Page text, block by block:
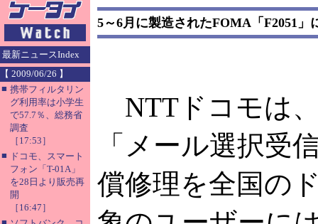
最新ニュースIndex
【 2009/06/26 】
■ 携帯フィルタリン
グ利用率は小学生
で57.7％、総務省
調査
［17:53］
■ ドコモ、スマート
フォン「T-01A」
を28日より販売再
開
［16:47］
5～6月に製造されたFOMA「F2051」
NTTドコモは、
「メール選択受
償修理を全国の